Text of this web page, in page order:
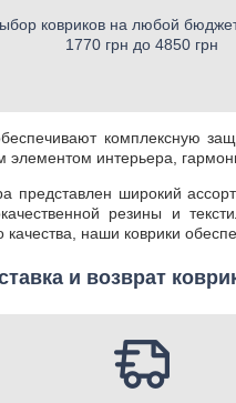
ковриков на любой
1770 грн до 4850 грн
комплексную
элементом интерьера,
представлен широкий
резины и
наши коврики
и возврат